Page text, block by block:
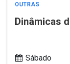
OUTRAS
Dinâmicas
Sábado